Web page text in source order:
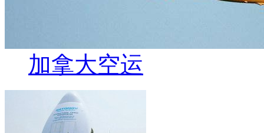
加拿大空运